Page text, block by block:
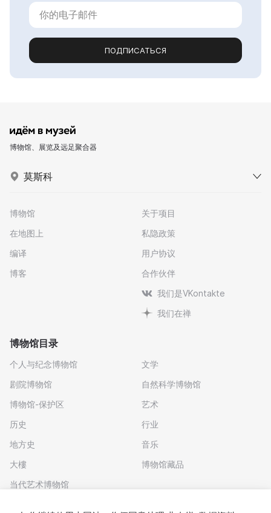
ПОДПИСАТЬСЯ
博物馆、展览及远足聚合器
莫斯科
博物馆
在地图上
编译
博客
关于项目
私隐政策
用户协议
合作伙伴
我们是VKontakte
我们在禅
博物馆目录
个人与纪念博物馆
剧院博物馆
博物馆-保护区
历史
地方史
大樓
当代艺术博物馆
文学
自然科学博物馆
艺术
行业
音乐
博物馆藏品